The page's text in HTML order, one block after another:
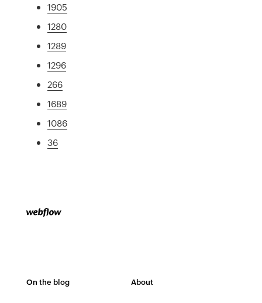
1905
1280
1289
1296
266
1689
1086
36
On the blog About